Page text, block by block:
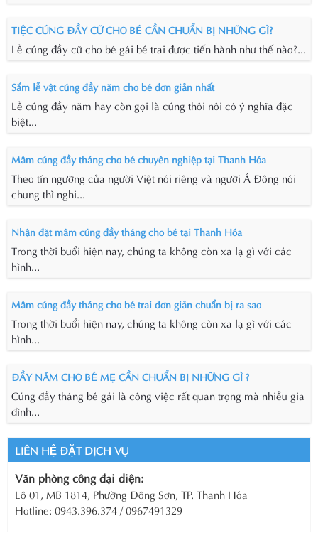
TIỆC CÚNG ĐẦY CỮ CHO BÉ CẦN CHUẨN BỊ NHỮNG GÌ?
Lễ cúng đầy cữ cho bé gái bé trai được tiến hành như thế nào?...
Sắm lễ vật cúng đầy năm cho bé đơn giản nhất
Lễ cúng đầy năm hay còn gọi là cúng thôi nôi có ý nghĩa đặc
biệt...
Mâm cúng đầy tháng cho bé chuyên nghiệp tại Thanh Hóa
Theo tín ngưỡng của người Việt nói riêng và người Á Đông nói
chung thì nghi...
Nhận đặt mâm cúng đầy tháng cho bé tại Thanh Hóa
Trong thời buổi hiện nay, chúng ta không còn xa lạ gì với các
hình...
Mâm cúng đầy tháng cho bé trai đơn giản chuẩn bị ra sao
Trong thời buổi hiện nay, chúng ta không còn xa lạ gì với các
hình...
ĐẦY NĂM CHO BÉ MẸ CẦN CHUẨN BỊ NHỮNG GÌ ?
Cúng đầy tháng bé gái là công việc rất quan trọng mà nhiều gia
đình...
LIÊN HỆ ĐẶT DỊCH VỤ
Văn phòng công đại diện:
Lô 01, MB 1814, Phường Đông Sơn, TP. Thanh Hóa
Hotline: 0943.396.374 / 0967491329